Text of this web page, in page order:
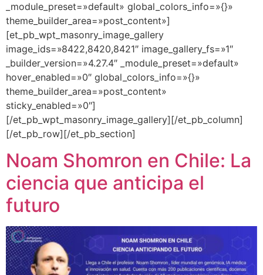
_module_preset=»default» global_colors_info=»{}»
theme_builder_area=»post_content»]
[et_pb_wpt_masonry_image_gallery
image_ids=»8422,8420,8421″ image_gallery_fs=»1″
_builder_version=»4.27.4″ _module_preset=»default»
hover_enabled=»0″ global_colors_info=»{}»
theme_builder_area=»post_content»
sticky_enabled=»0″]
[/et_pb_wpt_masonry_image_gallery][/et_pb_column]
[/et_pb_row][/et_pb_section]
Noam Shomron en Chile: La
ciencia que anticipa el
futuro